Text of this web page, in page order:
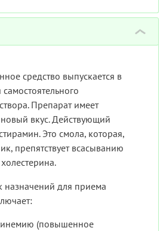
›
средство выпускается в
Препарат имеет
вкус. Действующий
Это смола, которая,
препятствует всасыванию
назначений для приема
(повышенное